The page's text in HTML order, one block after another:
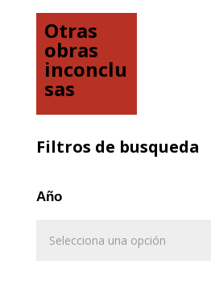
Otras
obras
inconclu
sas
Filtros de busqueda
Año